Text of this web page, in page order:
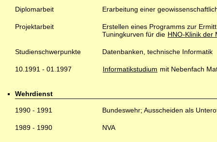
Diplomarbeit Erarbeitung einer
Projektarbeit
Erstellen eines Programms zur
Tuningkurven für die HNO-Klinik der
Studienschwerpunkte Datenbanken, technische Informatik
10.1991 - 01.1997 Informatikstudium mit Nebenfach
Wehrdienst
1990 - 1991 Bundeswehr; Ausscheiden als
1989 - 1990 NVA